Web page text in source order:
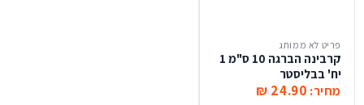
פריט לא ממותג
קרבינה הברגה 10 ס"מ 1
יח' בבליסטר
מחיר: 24.90 ₪